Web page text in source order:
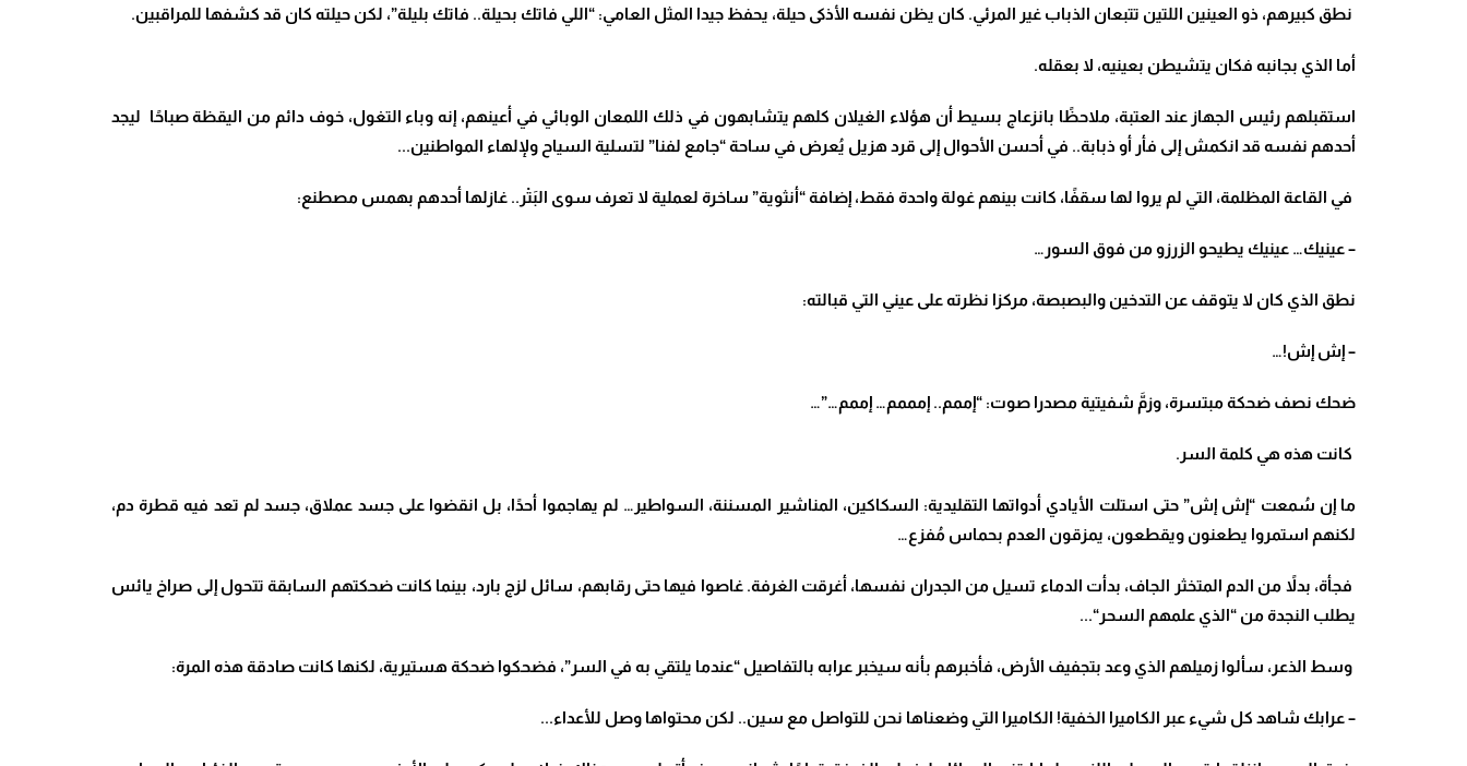
نطق كبيرهم، ذو العينين اللتين تتبعان الذباب غير المرئي. كان يظن نفسه الأذكى حيلة، يحفظ جيدا المثل العامي: “اللي فاتك بحيلة.. فاتك بليلة”، لكن حيلته كان قد كشفها للمراقبين.
أما الذي بجانبه فكان يتشيطن بعينيه، لا بعقله.
استقبلهم رئيس الجهاز عند العتبة، ملاحظًا بانزعاج بسيط أن هؤلاء الغيلان كلهم يتشابهون في ذلك اللمعان الوبائي في أعينهم، إنه وباء التغول، خوف دائم من اليقظة صباحًا ليجد
أحدهم نفسه قد انكمش إلى فأر أو ذبابة.. في أحسن الأحوال إلى قرد هزيل يُعرض في ساحة “جامع لفنا” لتسلية السياح ولإلهاء المواطنين...
في القاعة المظلمة، التي لم يروا لها سقفًا، كانت بينهم غولة واحدة فقط، إضافة “أنثوية” ساخرة لعملية لا تعرف سوى البَتْر.. غازلها أحدهم بهمس مصطنع:
– عينيك… عينيك يطيحو الزرزو من فوق السور…
نطق الذي كان لا يتوقف عن التدخين والبصبصة، مركزا نظرته على عيني التي قبالته:
– إش إش!…
ضحك نصف ضحكة مبتسرة، وزمَّ شفيتية مصدرا صوت: “إممم.. إمممم… إممم…”…
كانت هذه هي كلمة السر .
ما إن سُمعت “إش إش” حتى استلت الأيادي أدواتها التقليدية: السكاكين، المناشير المسننة، السواطير… لم يهاجموا أحدًا، بل انقضوا على جسد عملاق، جسد لم تعد فيه قطرة دم،
لكنهم استمروا يطعنون ويقطعون، يمزقون العدم بحماس مُفزع…
فجأة، بدلاً من الدم المتخثر الجاف، بدأت الدماء تسيل من الجدران نفسها، أغرقت الغرفة. غاصوا فيها حتى رقابهم، سائل لزج بارد، بينما كانت ضحكتهم السابقة تتحول إلى صراخ يائس
يطلب النجدة من “الذي علمهم السحر“..
.
وسط الذعر، سألوا زميلهم الذي وعد بتجفيف الأرض، فأخبرهم بأنه سيخبر عرابه بالتفاصيل “عندما يلتقي به في السر”، فضحكوا ضحكة هستيرية، لكنها كانت صادقة هذه المرة:
– عرابك شاهد كل شيء عبر الكاميرا الخفية! الكاميرا التي وضعناها نحن للتواصل مع سين.. لكن محتواها وصل للأعداء..
.